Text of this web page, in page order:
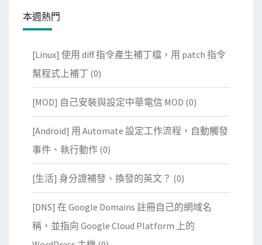
本週熱門
[Linux] 使用 diff 指令產生補丁檔，用 patch 指令
幫程式上補丁 (0)
[MOD] 自己安裝與設定中華電信 MOD (0)
[Android] 用 Automate 設定工作流程，自動觸發
事件、執行動作 (0)
[生活] 身分證補發、換發的英文？ (0)
[DNS] 在 Google Domains 註冊自己的網域名
稱，並指向 Google Cloud Platform 上的